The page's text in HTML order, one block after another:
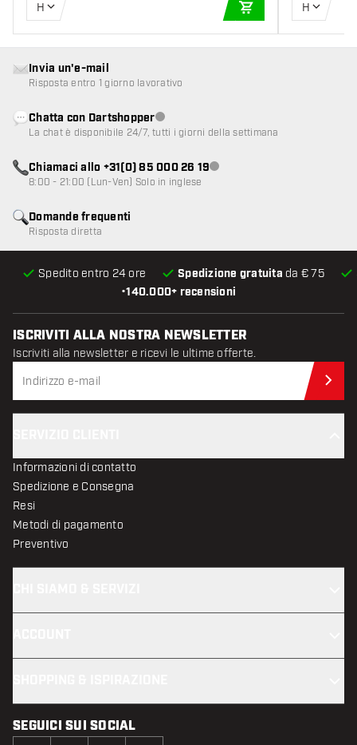
H
AGGIUNGI AL
H
•140.000+ recensioni
Spedito entro 24 ore Spedizione gratuita da € 75
Domande frequenti
Risposta diretta
Invia un'e-mail
Risposta entro 1 giorno lavorativo
Chatta con DartshopperServizio clienti non disponibile
La chat è disponibile 24/7, tutti i giorni della settimana
Chiamaci allo +31(0) 85 000 26 19Servizio clienti non disponibile
8:00 - 21:00 (Lun-Ven) Solo in inglese
ISCRIVITI ALLA NOSTRA NEWSLETTER
Iscriviti alla newsletter e ricevi le ultime offerte.
Informazioni di contatto
Spedizione e Consegna
Resi
Metodi di pagamento
Preventivo
SEGUICI SUI SOCIAL